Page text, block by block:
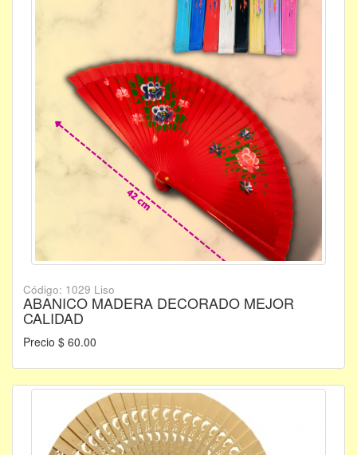
Código: 1029 Liso
ABANICO MADERA DECORADO MEJOR
CALIDAD
Precio $ 60.00